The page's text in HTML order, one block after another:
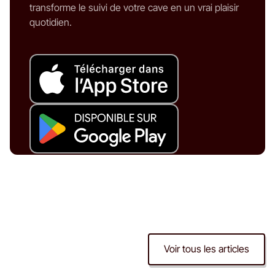
transforme le suivi de votre cave en un vrai plaisir
quotidien.
Voir tous les articles